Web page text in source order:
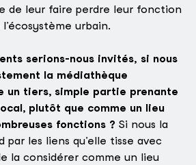
de leur faire perdre leur fonction
urbain.
serions-nous invités, si nous
la médiathèque
un tiers, simple partie prenante
plutôt que comme un lieu
fonctions ? Si nous la
par les liens qu’elle tisse avec
la considérer comme un lieu